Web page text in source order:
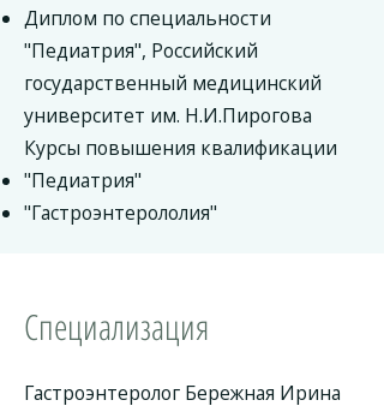
Диплом по специальности
"Педиатрия", Российский
государственный медицинский
университет им. Н.И.Пирогова
Курсы повышения квалификации
"Педиатрия"
"Гастроэнтерололия"
Специализация
Гастроэнтеролог Бережная Ирина